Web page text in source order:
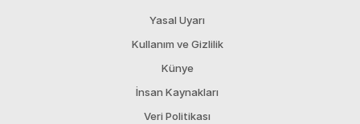
Yasal Uyarı
Kullanım ve Gizlilik
Künye
İnsan Kaynakları
Veri Politikası